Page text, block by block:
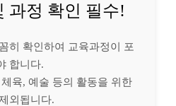
과정 확인 필수!
히 확인하여 교육과정이 포
합니다.
육, 예술 등의 활동을 위한
외됩니다.